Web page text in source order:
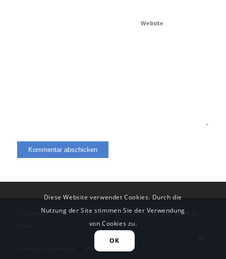
Website
© Copyright - HerzLicht, Bikash B. Frost -Enfold WordPress Theme by
Impressum
Diese Website verwendet Cookies. Durch die
Nutzung der Site stimmen Sie der Verwendung
von Cookies zu.
OK